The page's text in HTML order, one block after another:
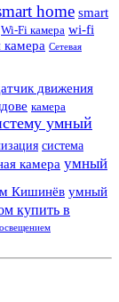
home smart
Wi-Fi камера wi-fi
Сетевая
движения
камера
умный
система
камера умный
Кишинёв умный
купить в